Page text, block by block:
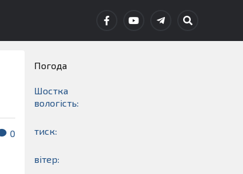
0
Погода
Шостка
вологість:
тиск:
вітер: